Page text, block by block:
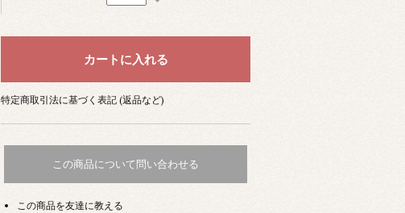
特定商取引法に基づく表記 (返品など)
この商品について問い合わせる
この商品を友達に教える